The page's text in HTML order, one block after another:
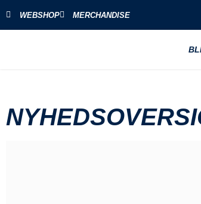
WEBSHOP MERCHANDISE